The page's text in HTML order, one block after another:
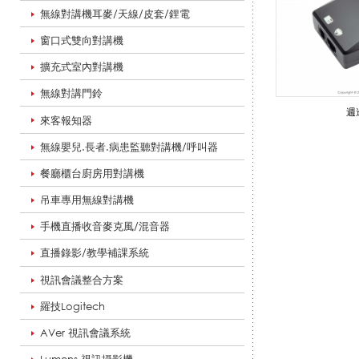
無線對講機耳麥/天線/皮套/鋰電
窗口式雙向對講機
擴充式室內對講機
無線對講門鈴
來客報知器
無線嬰兒.長者.病患監聽對講機/呼叫器
餐廳櫃台廚房用對講機
吊車專用無線對講機
手機直播收音麥克風/混音器
直播錄影/教學補課系統
視訊會議整合方案
羅技Logitech
AVer 視訊會議系統
e
週